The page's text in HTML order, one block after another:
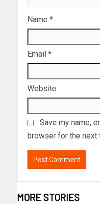
Name *
Email *
Website
Save my name,
browser for the next
MORE STORIES